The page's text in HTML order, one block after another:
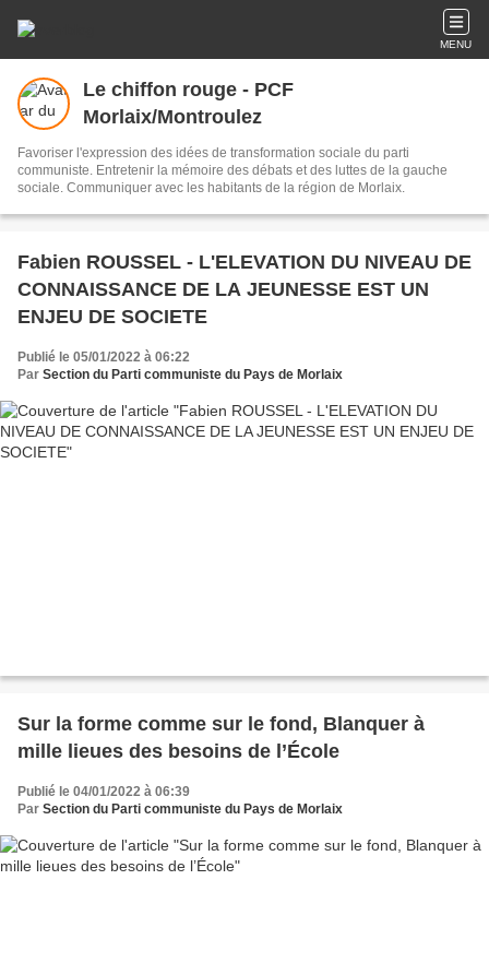
MENU
Le chiffon rouge - PCF
Morlaix/Montroulez
Favoriser l'expression des idées de transformation sociale du parti
communiste. Entretenir la mémoire des débats et des luttes de la gauche
sociale. Communiquer avec les habitants de la région de Morlaix.
Fabien ROUSSEL - L'ELEVATION DU NIVEAU DE
CONNAISSANCE DE LA JEUNESSE EST UN
ENJEU DE SOCIETE
Publié le 05/01/2022 à 06:22
Par Section du Parti communiste du Pays de Morlaix
Sur la forme comme sur le fond, Blanquer à
mille lieues des besoins de l’École
Publié le 04/01/2022 à 06:39
Par Section du Parti communiste du Pays de Morlaix